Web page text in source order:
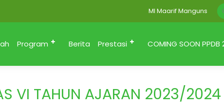
MI Maarif Mangunsari
Program Berita Prestasi COMING SOON
VI TAHUN AJARAN 2023/2024